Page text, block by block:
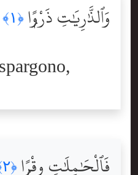
وَٱلذَّٰرِيَٰتِ ذَرْوًۭا ﴿١﴾
فَٱلْحَٰمِلَٰتِ وِقْرًۭا ﴿٢﴾